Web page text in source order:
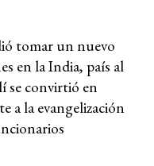
tomar un nuevo
en la India, país al
se convirtió en
a la evangelización